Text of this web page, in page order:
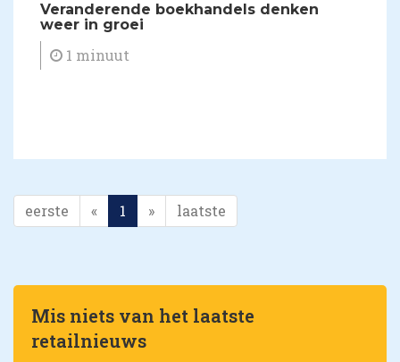
Veranderende boekhandels denken
weer in groei
1 minuut
eerste « 1 » laatste
Mis niets van het laatste
retailnieuws